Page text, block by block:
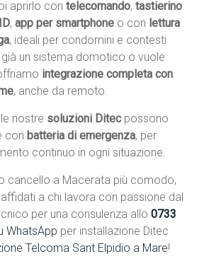
aprirlo contelecomando,tastierino
,app per smartphone o con lettura
, ideali per condomini e contesti
già un sistema domotico o vuole
integrazione completa con
, anche da remoto.
nostre soluzioni Ditecpossono
con batteria di emergenza, per
continuo in ogni situazione.
cancello a Macerata più comodo,
a chi lavora con passione dal
per una consulenza allo0733
WhatsApp per installazione Ditec
Telcoma Sant Elpidio a Mare!